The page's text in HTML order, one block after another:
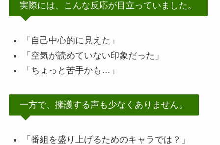
実際には、こんな反応が目立っていました。
「自己中心的に見えた」
「空気が読めていない印象だった」
「ちょっと苦手かも…」
一方で、擁護する声も少なくありません。
「番組を盛り上げるためのキャラでは？」